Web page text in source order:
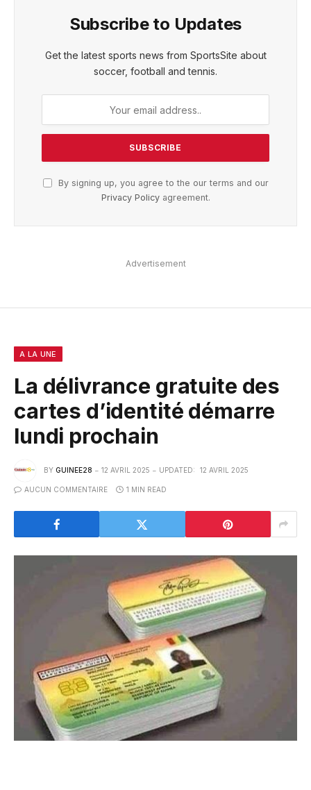
Subscribe to Updates
Get the latest sports news from SportsSite about
soccer, football and tennis.
By signing up, you agree to the our terms and our
Privacy Policyagreement.
Advertisement
A LA UNE
La délivrance gratuite des
cartes d’identité démarre
lundi prochain
BY GUINEE28 12 AVRIL 2025 UPDATED: 12 AVRIL 2025
AUCUN COMMENTAIRE 1 MIN READ